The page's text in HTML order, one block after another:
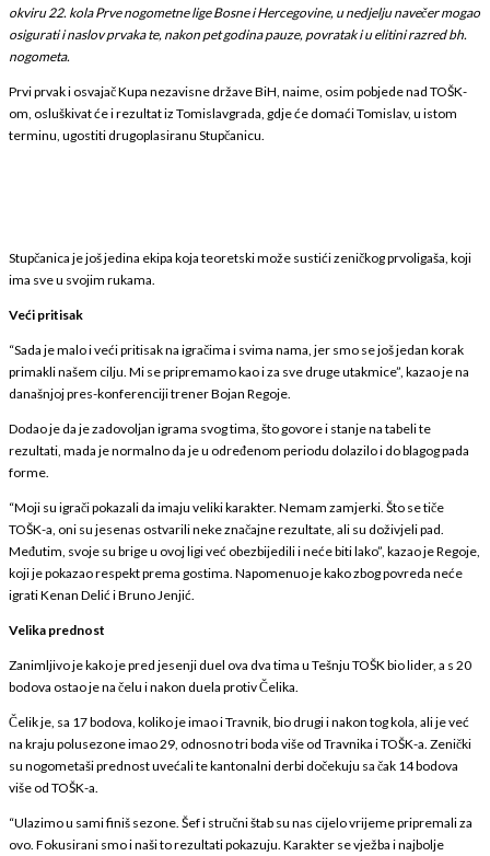
okviru 22. kola Prve nogometne lige Bosne i Hercegovine, u nedjelju navečer mogao
osigurati i naslov prvaka te, nakon pet godina pauze, povratak i u elitini razred bh.
nogometa.
Prvi prvak i osvajač Kupa nezavisne države BiH, naime, osim pobjede nad TOŠK-
om, osluškivat će i rezultat iz Tomislavgrada, gdje će domaći Tomislav, u istom
terminu, ugostiti drugoplasiranu Stupčanicu.
Stupčanica je još jedina ekipa koja teoretski može sustići zeničkog prvoligaša, koji
ima sve u svojim rukama.
Veći pritisak
“Sada je malo i veći pritisak na igračima i svima nama, jer smo se još jedan korak
primakli našem cilju. Mi se pripremamo kao i za sve druge utakmice”, kazao je na
današnjoj pres-konferenciji trener Bojan Regoje.
Dodao je da je zadovoljan igrama svog tima, što govore i stanje na tabeli te
rezultati, mada je normalno da je u određenom periodu dolazilo i do blagog pada
forme.
“Moji su igrači pokazali da imaju veliki karakter. Nemam zamjerki. Što se tiče
TOŠK-a, oni su jesenas ostvarili neke značajne rezultate, ali su doživjeli pad.
Međutim, svoje su brige u ovoj ligi već obezbijedili i neće biti lako”, kazao je Regoje,
koji je pokazao respekt prema gostima. Napomenuo je kako zbog povreda neće
igrati Kenan Delić i Bruno Jenjić.
Velika prednost
Zanimljivo je kako je pred jesenji duel ova dva tima u Tešnju TOŠK bio lider, a s 20
bodova ostao je na čelu i nakon duela protiv Čelika.
Čelik je, sa 17 bodova, koliko je imao i Travnik, bio drugi i nakon tog kola, ali je već
na kraju polusezone imao 29, odnosno tri boda više od Travnika i TOŠK-a. Zenički
su nogometaši prednost uvećali te kantonalni derbi dočekuju sa čak 14 bodova
više od TOŠK-a.
“Ulazimo u sami finiš sezone. Šef i stručni štab su nas cijelo vrijeme pripremali za
ovo. Fokusirani smo i naši to rezultati pokazuju. Karakter se vježba i najbolje